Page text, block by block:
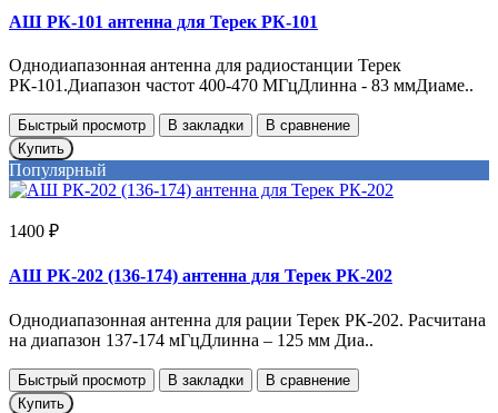
АШ РК-101 антенна для Терек РК-101
Однодиапазонная антенна для радиостанции Терек
РК-101.Диапазон частот 400-470 МГцДлинна - 83 ммДиаме..
Быстрый просмотр В закладки
В сравнение
Купить
Популярный
1400 ₽
АШ РК-202 (136-174) антенна для Терек РК-202
Однодиапазонная антенна для рации Терек РК-202. Расчитана
на диапазон 137-174 мГцДлинна – 125 мм Диа..
Быстрый просмотр В закладки
В сравнение
Купить